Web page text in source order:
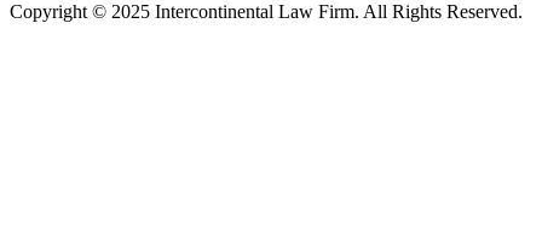
Copyright © 2025 Intercontinental Law Firm. All Rights Reserved.